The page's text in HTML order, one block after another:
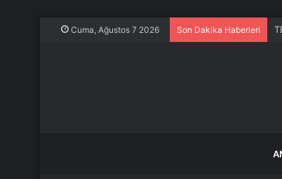
Cuma, Ağustos 7 2026 Son Dakika Haberleri